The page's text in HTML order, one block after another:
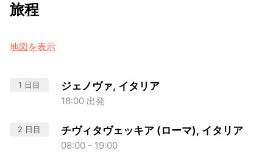
旅程
地図を表示
1 日目 ジェノヴァ, イタリア
18:00 出発
2 日目 チヴィタヴェッキア (ローマ), イタリア
08:00 - 19:00